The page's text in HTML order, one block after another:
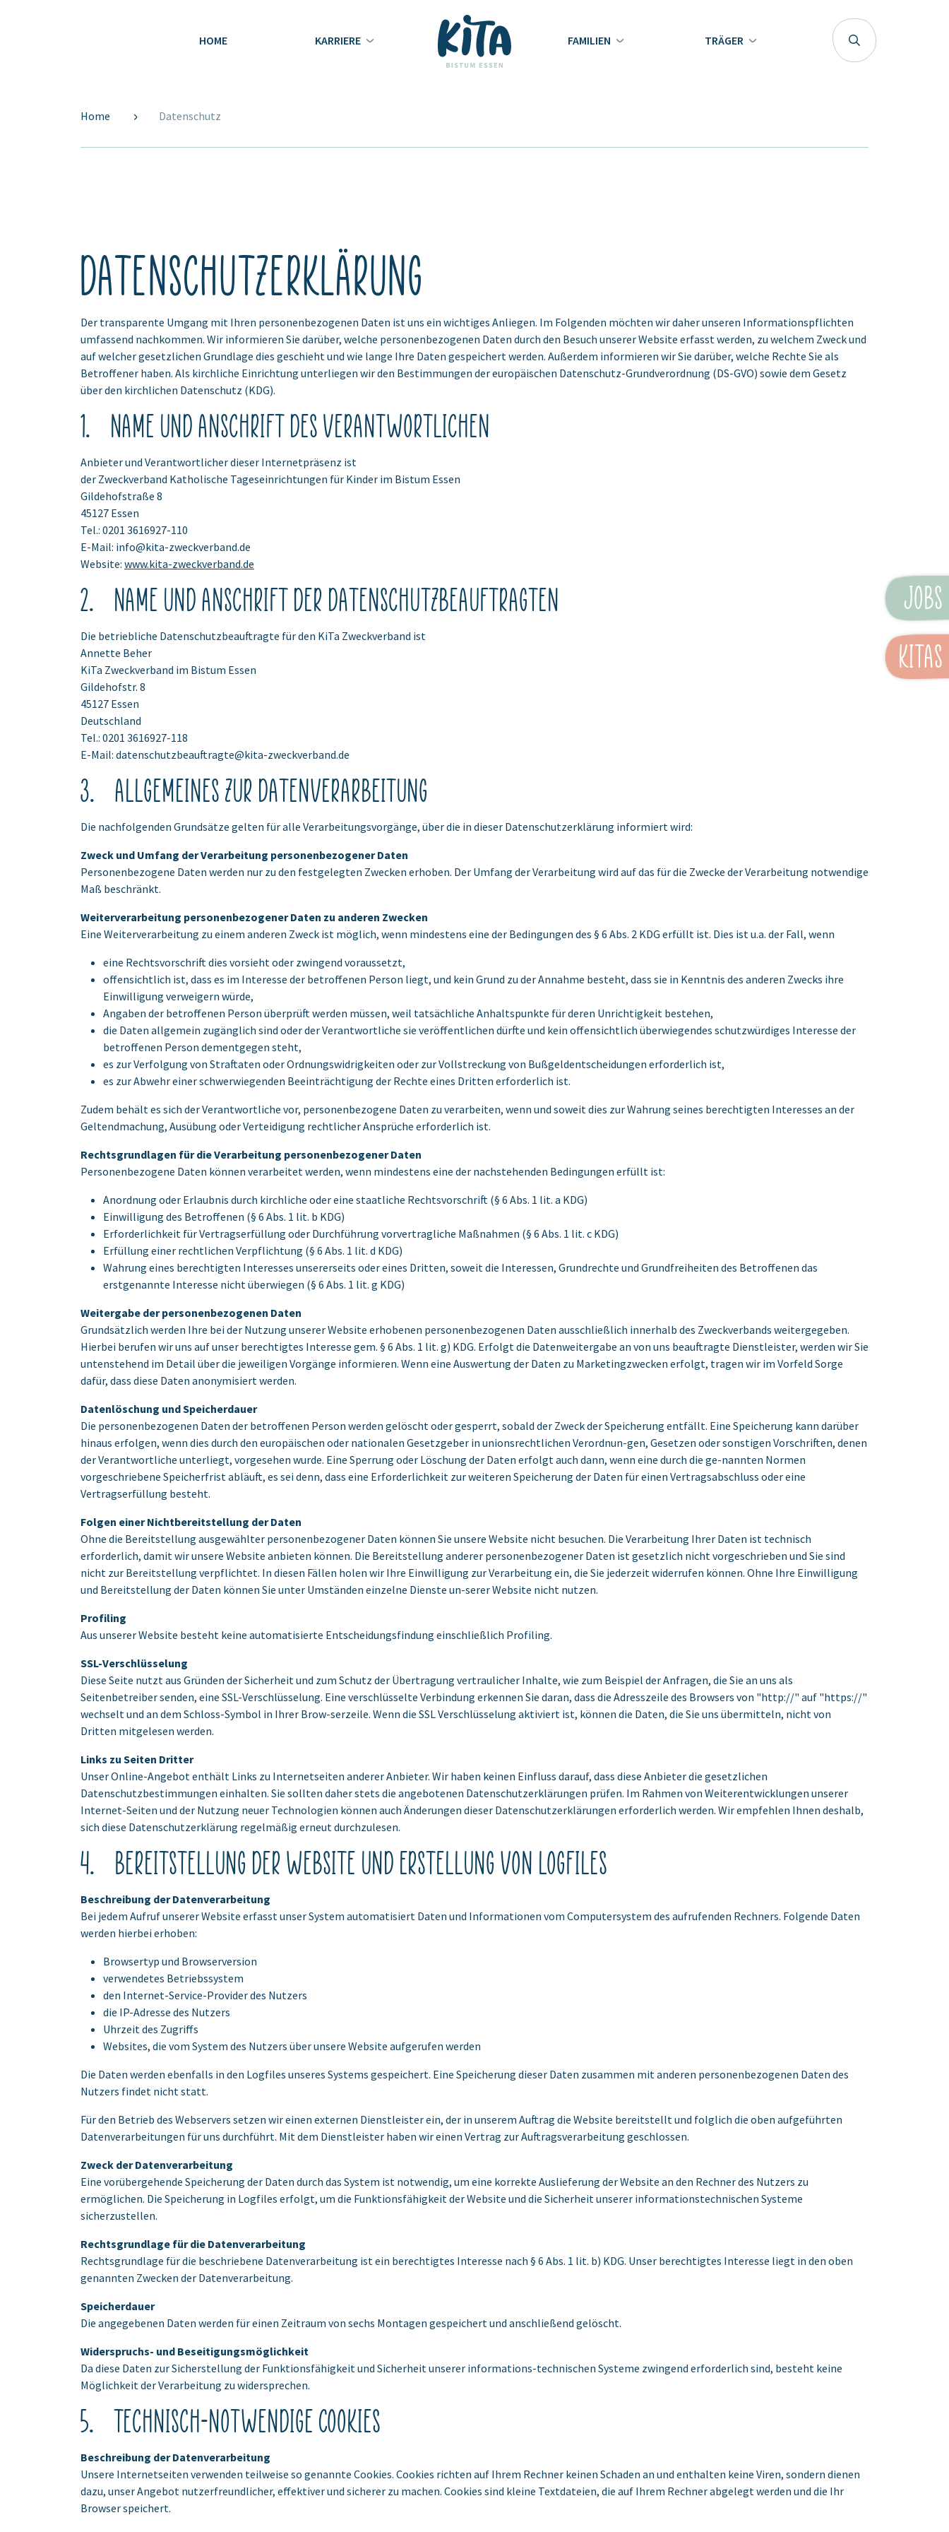
HOME KARRIERE FAMILIEN TRÄGER
Home Datenschutz
Datenschutzerklärung
Der transparente Umgang mit Ihren personenbezogenen Daten ist uns ein wichtiges Anliegen. Im Folgenden möchten wir daher unseren Informationspflichten
umfassend nachkommen. Wir informieren Sie darüber, welche personenbezogenen Daten durch den Besuch unserer Website erfasst werden, zu welchem Zweck und
auf welcher gesetzlichen Grundlage dies geschieht und wie lange Ihre Daten gespeichert werden. Außerdem informieren wir Sie darüber, welche Rechte Sie als
Betroffener haben. Als kirchliche Einrichtung unterliegen wir den Bestimmungen der europäischen Datenschutz-Grundverordnung (DS-GVO) sowie dem Gesetz
über den kirchlichen Datenschutz (KDG).
1. Name und Anschrift des Verantwortlichen
Anbieter und Verantwortlicher dieser Internetpräsenz ist
der Zweckverband Katholische Tageseinrichtungen für Kinder im Bistum Essen
Gildehofstraße 8
45127 Essen
Tel.: 0201 3616927-110
E-Mail: info@kita-zweckverband.de
Website: www.kita-zweckverband.de
2. Name und Anschrift der Datenschutzbeauftragten
Die betriebliche Datenschutzbeauftragte für den KiTa Zweckverband ist
Annette Beher
KiTa Zweckverband im Bistum Essen
Gildehofstr. 8
45127 Essen
Deutschland
Tel.: 0201 3616927-118
E-Mail: datenschutzbeauftragte@kita-zweckverband.de
3. Allgemeines zur Datenverarbeitung
Die nachfolgenden Grundsätze gelten für alle Verarbeitungsvorgänge, über die in dieser Datenschutzerklärung informiert wird:
Zweck und Umfang der Verarbeitung personenbezogener Daten
Personenbezogene Daten werden nur zu den festgelegten Zwecken erhoben. Der Umfang der Verarbeitung wird auf das für die Zwecke der Verarbeitung notwendige
Maß beschränkt.
Weiterverarbeitung personenbezogener Daten zu anderen Zwecken
Eine Weiterverarbeitung zu einem anderen Zweck ist möglich, wenn mindestens eine der Bedingungen des § 6 Abs. 2 KDG erfüllt ist. Dies ist u.a. der Fall, wenn
eine Rechtsvorschrift dies vorsieht oder zwingend voraussetzt,
offensichtlich ist, dass es im Interesse der betroffenen Person liegt, und kein Grund zu der Annahme besteht, dass sie in Kenntnis des anderen Zwecks ihre
Einwilligung verweigern würde,
Angaben der betroffenen Person überprüft werden müssen, weil tatsächliche Anhaltspunkte für deren Unrichtigkeit bestehen,
die Daten allgemein zugänglich sind oder der Verantwortliche sie veröffentlichen dürfte und kein offensichtlich überwiegendes schutzwürdiges Interesse der
betroffenen Person dementgegen steht,
es zur Verfolgung von Straftaten oder Ordnungswidrigkeiten oder zur Vollstreckung von Bußgeldentscheidungen erforderlich ist,
es zur Abwehr einer schwerwiegenden Beeinträchtigung der Rechte eines Dritten erforderlich ist.
Zudem behält es sich der Verantwortliche vor, personenbezogene Daten zu verarbeiten, wenn und soweit dies zur Wahrung seines berechtigten Interesses an der
Geltendmachung, Ausübung oder Verteidigung rechtlicher Ansprüche erforderlich ist.
Rechtsgrundlagen für die Verarbeitung personenbezogener Daten
Personenbezogene Daten können verarbeitet werden, wenn mindestens eine der nachstehenden Bedingungen erfüllt ist:
Anordnung oder Erlaubnis durch kirchliche oder eine staatliche Rechtsvorschrift (§ 6 Abs. 1 lit. a KDG)
Einwilligung des Betroffenen (§ 6 Abs. 1 lit. b KDG)
Erforderlichkeit für Vertragserfüllung oder Durchführung vorvertragliche Maßnahmen (§ 6 Abs. 1 lit. c KDG)
Erfüllung einer rechtlichen Verpflichtung (§ 6 Abs. 1 lit. d KDG)
Wahrung eines berechtigten Interesses unsererseits oder eines Dritten, soweit die Interessen, Grundrechte und Grundfreiheiten des Betroffenen das
erstgenannte Interesse nicht überwiegen (§ 6 Abs. 1 lit. g KDG)
Weitergabe der personenbezogenen Daten
Grundsätzlich werden Ihre bei der Nutzung unserer Website erhobenen personenbezogenen Daten ausschließlich innerhalb des Zweckverbands weitergegeben.
Hierbei berufen wir uns auf unser berechtigtes Interesse gem. § 6 Abs. 1 lit. g) KDG. Erfolgt die Datenweitergabe an von uns beauftragte Dienstleister, werden wir Sie
untenstehend im Detail über die jeweiligen Vorgänge informieren. Wenn eine Auswertung der Daten zu Marketingzwecken erfolgt, tragen wir im Vorfeld Sorge
dafür, dass diese Daten anonymisiert werden.
Datenlöschung und Speicherdauer
Die personenbezogenen Daten der betroffenen Person werden gelöscht oder gesperrt, sobald der Zweck der Speicherung entfällt. Eine Speicherung kann darüber
hinaus erfolgen, wenn dies durch den europäischen oder nationalen Gesetzgeber in unionsrechtlichen Verordnun-gen, Gesetzen oder sonstigen Vorschriften, denen
der Verantwortliche unterliegt, vorgesehen wurde. Eine Sperrung oder Löschung der Daten erfolgt auch dann, wenn eine durch die ge-nannten Normen
vorgeschriebene Speicherfrist abläuft, es sei denn, dass eine Erforderlichkeit zur weiteren Speicherung der Daten für einen Vertragsabschluss oder eine
Vertragserfüllung besteht.
Folgen einer Nichtbereitstellung der Daten
Ohne die Bereitstellung ausgewählter personenbezogener Daten können Sie unsere Website nicht besuchen. Die Verarbeitung Ihrer Daten ist technisch
erforderlich, damit wir unsere Website anbieten können. Die Bereitstellung anderer personenbezogener Daten ist gesetzlich nicht vorgeschrieben und Sie sind
nicht zur Bereitstellung verpflichtet. In diesen Fällen holen wir Ihre Einwilligung zur Verarbeitung ein, die Sie jederzeit widerrufen können. Ohne Ihre Einwilligung
und Bereitstellung der Daten können Sie unter Umständen einzelne Dienste un-serer Website nicht nutzen.
Profiling
Aus unserer Website besteht keine automatisierte Entscheidungsfindung einschließlich Profiling.
SSL-Verschlüsselung
Diese Seite nutzt aus Gründen der Sicherheit und zum Schutz der Übertragung vertraulicher Inhalte, wie zum Beispiel der Anfragen, die Sie an uns als
Seitenbetreiber senden, eine SSL-Verschlüsselung. Eine verschlüsselte Verbindung erkennen Sie daran, dass die Adresszeile des Browsers von "http://" auf "https://"
wechselt und an dem Schloss-Symbol in Ihrer Brow-serzeile. Wenn die SSL Verschlüsselung aktiviert ist, können die Daten, die Sie uns übermitteln, nicht von
Dritten mitgelesen werden.
Links zu Seiten Dritter
Unser Online-Angebot enthält Links zu Internetseiten anderer Anbieter. Wir haben keinen Einfluss darauf, dass diese Anbieter die gesetzlichen
Datenschutzbestimmungen einhalten. Sie sollten daher stets die angebotenen Datenschutzerklärungen prüfen. Im Rahmen von Weiterentwicklungen unserer
Internet-Seiten und der Nutzung neuer Technologien können auch Änderungen dieser Datenschutzerklärungen erforderlich werden. Wir empfehlen Ihnen deshalb,
sich diese Datenschutzerklärung regelmäßig erneut durchzulesen.
4. Bereitstellung der Website und Erstellung von Logfiles
Beschreibung der Datenverarbeitung
Bei jedem Aufruf unserer Website erfasst unser System automatisiert Daten und Informationen vom Computersystem des aufrufenden Rechners. Folgende Daten
werden hierbei erhoben:
Browsertyp und Browserversion
verwendetes Betriebssystem
den Internet-Service-Provider des Nutzers
die IP-Adresse des Nutzers
Uhrzeit des Zugriffs
Websites, die vom System des Nutzers über unsere Website aufgerufen werden
Die Daten werden ebenfalls in den Logfiles unseres Systems gespeichert. Eine Speicherung dieser Daten zusammen mit anderen personenbezogenen Daten des
Nutzers findet nicht statt.
Für den Betrieb des Webservers setzen wir einen externen Dienstleister ein, der in unserem Auftrag die Website bereitstellt und folglich die oben aufgeführten
Datenverarbeitungen für uns durchführt. Mit dem Dienstleister haben wir einen Vertrag zur Auftragsverarbeitung geschlossen.
Zweck der Datenverarbeitung
Eine vorübergehende Speicherung der Daten durch das System ist notwendig, um eine korrekte Auslieferung der Website an den Rechner des Nutzers zu
ermöglichen. Die Speicherung in Logfiles erfolgt, um die Funktionsfähigkeit der Website und die Sicherheit unserer informationstechnischen Systeme
sicherzustellen.
Rechtsgrundlage für die Datenverarbeitung
Rechtsgrundlage für die beschriebene Datenverarbeitung ist ein berechtigtes Interesse nach § 6 Abs. 1 lit. b) KDG. Unser berechtigtes Interesse liegt in den oben
genannten Zwecken der Datenverarbeitung.
Speicherdauer
Die angegebenen Daten werden für einen Zeitraum von sechs Montagen gespeichert und anschließend gelöscht.
Widerspruchs- und Beseitigungsmöglichkeit
Da diese Daten zur Sicherstellung der Funktionsfähigkeit und Sicherheit unserer informations-technischen Systeme zwingend erforderlich sind, besteht keine
Möglichkeit der Verarbeitung zu widersprechen.
5. Technisch-notwendige Cookies
Beschreibung der Datenverarbeitung
Unsere Internetseiten verwenden teilweise so genannte Cookies. Cookies richten auf Ihrem Rechner keinen Schaden an und enthalten keine Viren, sondern dienen
dazu, unser Angebot nutzerfreundlicher, effektiver und sicherer zu machen. Cookies sind kleine Textdateien, die auf Ihrem Rechner abgelegt werden und die Ihr
Browser speichert.